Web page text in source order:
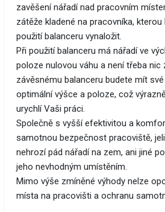
zavěšení nářadí nad pracovním
zátěže kladené na pracovníka,
použití balanceru vynaložit.
Při použití balanceru má nářadí ve
poloze nulovou váhu a není třeba nic
závěsnému balanceru budete mít
optimální výšce a poloze, což
urychlí Vaši práci.
Společně s vyšší efektivitou a
samotnou bezpečnost pracoviště,
nehrozí pád nářadí na zem, ani jiné
jeho nevhodným umístěním.
Mimo výše zmíněné výhody nelze
místa na pracovišti a ochranu